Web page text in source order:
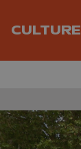
CULTURE